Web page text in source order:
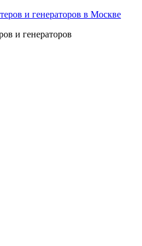
и генераторов